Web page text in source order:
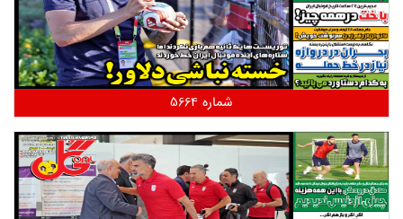
شماره 5664